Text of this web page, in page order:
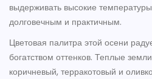
выдерживать высокие
долговечным и практичным.
Цветовая палитра этой осени
богатством оттенков. Теплые
коричневый, терракотовый и